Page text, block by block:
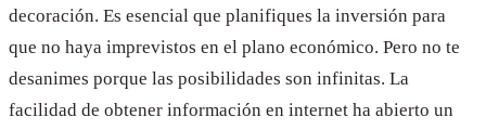
decoración. Es esencial que planifiques la inversión para
que no haya imprevistos en el plano económico. Pero no te
desanimes porque las posibilidades son infinitas. La
facilidad de obtener información en internet ha abierto un